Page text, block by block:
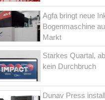
Agfa bringt neue
Bogenmaschine
Markt
Starkes Quartal,
kein Durchbruch
Dunav Press